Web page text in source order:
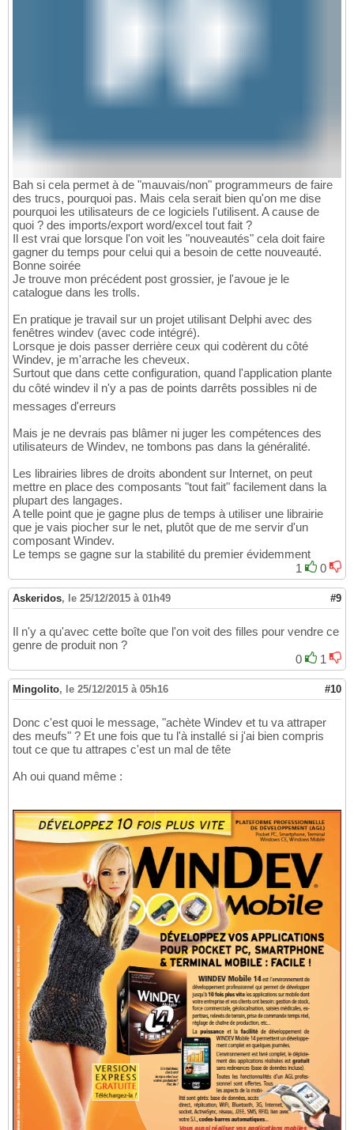
Bah si cela permet à de "mauvais/non" programmeurs de faire
des trucs, pourquoi pas. Mais cela serait bien qu'on me dise
pourquoi les utilisateurs de ce logiciels l'utilisent. A cause de
quoi ? des imports/export word/excel tout fait ?
Il est vrai que lorsque l'on voit les "nouveautés" cela doit faire
gagner du temps pour celui qui a besoin de cette nouveauté.
Bonne soirée
Je trouve mon précédent post grossier, je l'avoue je le
catalogue dans les trolls.
En pratique je travail sur un projet utilisant Delphi avec des
fenêtres windev (avec code intégré).
Lorsque je dois passer derrière ceux qui codèrent du côté
Windev, je m'arrache les cheveux.
Surtout que dans cette configuration, quand l'application plante
du côté windev il n'y a pas de points darrêts possibles ni de
messages d'erreurs
Mais je ne devrais pas blâmer ni juger les compétences des
utilisateurs de Windev, ne tombons pas dans la généralité.
Les librairies libres de droits abondent sur Internet, on peut
mettre en place des composants "tout fait" facilement dans la
plupart des langages.
A telle point que je gagne plus de temps à utiliser une librairie
que je vais piocher sur le net, plutôt que de me servir d'un
composant Windev.
Le temps se gagne sur la stabilité du premier évidemment
1
0
Askeridos, le 25/12/2015 à 01h49 #9
Il n'y a qu'avec cette boîte que l'on voit des filles pour vendre ce
genre de produit non ?
0
1
Mingolito, le 25/12/2015 à 05h16 #10
Donc c'est quoi le message, "achète Windev et tu va attraper
des meufs" ? Et une fois que tu l'à installé si j'ai bien compris
tout ce que tu attrapes c'est un mal de tête
Ah oui quand même :